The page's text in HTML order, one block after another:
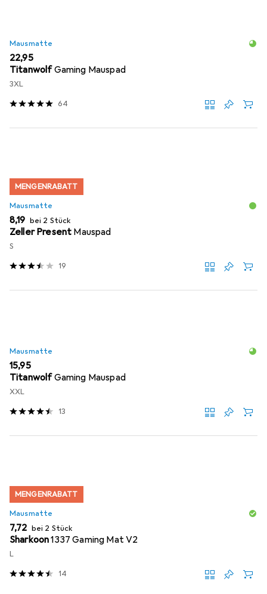
Mausmatte
EUR
22,95
TitanwolfGaming Mauspad
3XL
64
MENGENRABATT
Mausmatte
EUR
8,19 bei 2 Stück
Zeller Present Mauspad
S
19
Mausmatte
EUR
15,95
TitanwolfGaming Mauspad
XXL
13
MENGENRABATT
Mausmatte
EUR
7,72 bei 2 Stück
Sharkoon1337 Gaming Mat V2
L
14